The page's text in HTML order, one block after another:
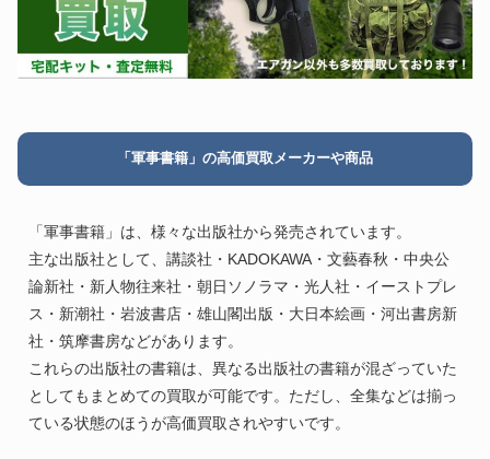
「軍事書籍」の高価買取メーカーや商品
「軍事書籍」は、様々な出版社から発売されています。
主な出版社として、講談社・KADOKAWA・文藝春秋・中央公
論新社・新人物往来社・朝日ソノラマ・光人社・イーストプレ
ス・新潮社・岩波書店・雄山閣出版・大日本絵画・河出書房新
社・筑摩書房などがあります。
これらの出版社の書籍は、異なる出版社の書籍が混ざっていた
としてもまとめての買取が可能です。ただし、全集などは揃っ
ている状態のほうが高価買取されやすいです。